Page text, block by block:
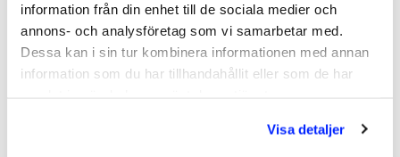
information från din enhet till de sociala medier och
annons- och analysföretag som vi samarbetar med.
Dessa kan i sin tur kombinera informationen med annan
information som du har tillhandahållit eller som de har
Visa detaljer